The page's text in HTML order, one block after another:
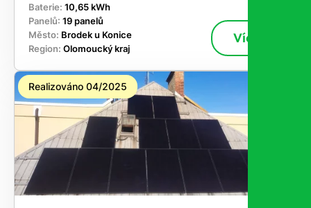
Baterie: 10,65 kWh
Panelů: 19 panelů
Město: Brodek u Konice
Region: Olomoucký kraj
Více
Realizováno 04/2025